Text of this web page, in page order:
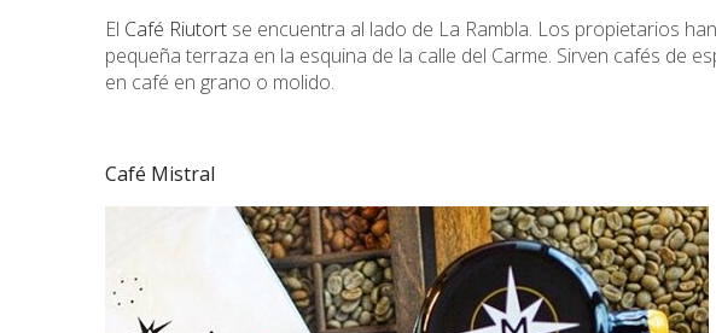
El Café Riutort se encuentra al lado de La Rambla. Los propietarios
pequeña terraza en la esquina de la calle del Carme. Sirven cafés de
en café en grano o molido.
Café Mistral